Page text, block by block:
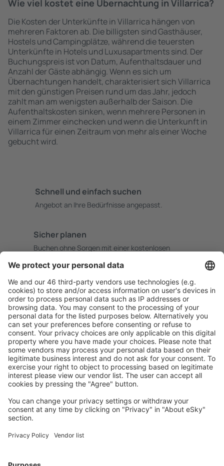
Wie viel kostet eine Übernachtung in Villarrica?
Die Kosten der Unterkünfte in Villarrica hängen von
mehreren Faktoren ab. Die billigsten sind Gasthäuser,
Hostels und Campingplätze, während die teuersten
Unterkünfte in Hotels und Luxusapartments sind. Der
Buchungspreis ist von Datum, Aufenthaltsdauer und
Anzahl der Gäste abhängig. Wenn es sich um
Übernachtungen handelt, charakterisiert sich Villarrica
mit den günstigen Preisen rund um das Jahr, jedoch
zahlt man am wenigsten außerhalb der Saison. Die
Aufenthaltskosten sinken, wenn mehrere Personen in
einem Zimmer einchecken und wenn die Unterkunft in
Villarrica für einen Zeitraum von mehr als einer Woche
gebucht wird.
Schnell und einfach suchen
Angebot an Ihre Bedürfnisse angepasst.
Sicher planen
Buchen ohne Sorgen mit einer kostenlosen
Mehr sparen
Attraktive Preise und Spezialangebote für eingeloggte
Benutzer.
Unterkünfte, die Sie mögen
Wählen Sie aus über 1,3 Millionen Unterkünften: Hotels,
Hütten, Apartments und andere.
Unterkünfte in Chile - Beliebte Städte